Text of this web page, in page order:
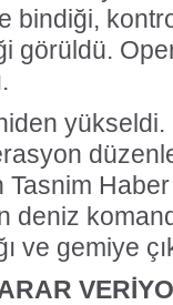
bindiği,
görüldü.
Haber
deniz
ve gemiye